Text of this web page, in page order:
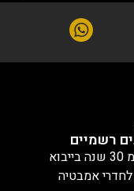
חברת JB, י.בירותי מתמחה למעלה מ 30 שנה בייבוא
לחדרי אמבטיה